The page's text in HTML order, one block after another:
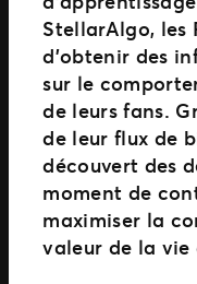
StellarAlgo, les
d’obtenir des
sur le
de leurs fans.
de leur flux de
découvert des
moment de
maximiser la
valeur de la vie